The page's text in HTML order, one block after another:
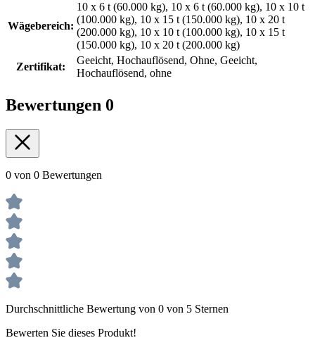
Wägebereich:
10 x 6 t (60.000 kg), 10 x 6 t (60.000 kg), 10 x 10 t
(100.000 kg), 10 x 15 t (150.000 kg), 10 x 20 t
(200.000 kg), 10 x 10 t (100.000 kg), 10 x 15 t
(150.000 kg), 10 x 20 t (200.000 kg)
Zertifikat:
Geeicht, Hochauflösend, Ohne, Geeicht,
Hochauflösend, ohne
Bewertungen 0
0 von 0 Bewertungen
Durchschnittliche Bewertung von 0 von 5 Sternen
Bewerten Sie dieses Produkt!